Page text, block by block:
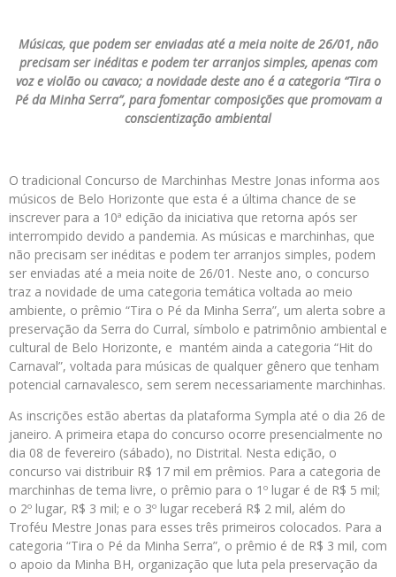
Músicas, que podem ser enviadas até a meia noite de 26/01, não
precisam ser inéditas e podem ter arranjos simples, apenas com
voz e violão ou cavaco; a novidade deste ano é a categoria “Tira o
Pé da Minha Serra”, para fomentar composições que promovam a
conscientização ambiental
O tradicional Concurso de Marchinhas Mestre Jonas informa aos
músicos de Belo Horizonte que esta é a última chance de se
inscrever para a 10ª edição da iniciativa que retorna após ser
interrompido devido a pandemia. As músicas e marchinhas, que
não precisam ser inéditas e podem ter arranjos simples, podem
ser enviadas até a meia noite de 26/01. Neste ano, o concurso
traz a novidade de uma categoria temática voltada ao meio
ambiente, o prêmio “Tira o Pé da Minha Serra”, um alerta sobre a
preservação da Serra do Curral, símbolo e patrimônio ambiental e
cultural de Belo Horizonte, e mantém ainda a categoria “Hit do
Carnaval”, voltada para músicas de qualquer gênero que tenham
potencial carnavalesco, sem serem necessariamente marchinhas.
As inscrições estão abertas da plataforma Sympla até o dia 26 de
janeiro. A primeira etapa do concurso ocorre presencialmente no
dia 08 de fevereiro (sábado), no Distrital. Nesta edição, o
concurso vai distribuir R$ 17 mil em prêmios. Para a categoria de
marchinhas de tema livre, o prêmio para o 1º lugar é de R$ 5 mil;
o 2º lugar, R$ 3 mil; e o 3º lugar receberá R$ 2 mil, além do
Troféu Mestre Jonas para esses três primeiros colocados. Para a
categoria “Tira o Pé da Minha Serra”, o prêmio é de R$ 3 mil, com
o apoio da Minha BH, organização que luta pela preservação da